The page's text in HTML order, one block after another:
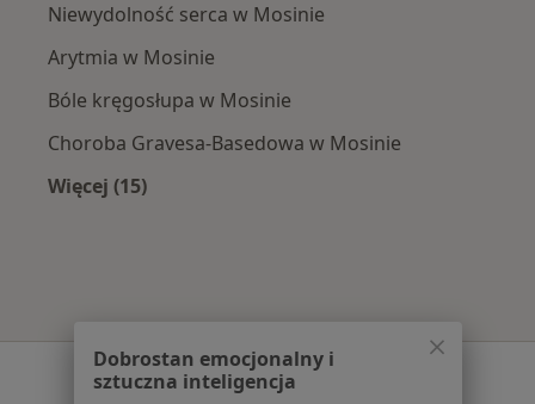
Niewydolność serca w Mosinie
Arytmia w Mosinie
Bóle kręgosłupa w Mosinie
Choroba Gravesa-Basedowa w Mosinie
Więcej (15)
Serwis
Dobrostan emocjonalny i
sztuczna inteligencja